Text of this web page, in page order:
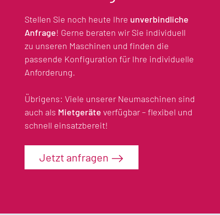
Stellen Sie noch heute Ihre unverbindliche
Anfrage! Gerne beraten wir Sie individuell
zu unseren Maschinen und finden die
passende Konfiguration für Ihre individuelle
Anforderung.
Übrigens: Viele unserer Neumaschinen sind
auch als Mietgeräte verfügbar – flexibel und
schnell einsatzbereit!
Jetzt anfragen